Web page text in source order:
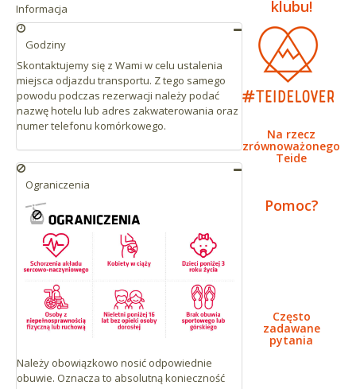
Informacja
Godziny
Skontaktujemy się z Wami w celu ustalenia
miejsca odjazdu transportu. Z tego samego
powodu podczas rezerwacji należy podać
nazwę hotelu lub adres zakwaterowania oraz
numer telefonu komórkowego.
Ograniczenia
Należy obowiązkowo nosić odpowiednie
obuwie. Oznacza to absolutną konieczność
klubu!
Na rzecz
zrównoważonego
Teide
Pomoc?
Często
zadawane
pytania